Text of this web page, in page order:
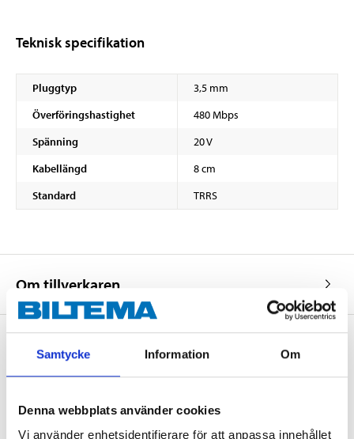
Samtycke Information Om
Denna webbplats använder cookies
Vi använder enhetsidentifierare för att anpassa innehållet
Teknisk specifikation
Pluggtyp
3,5 mm
Överföringshastighet
480 Mbps
Spänning
20 V
Kabellängd
8 cm
Standard
TRRS
Om tillverkaren
Köp & Hämta
tjänsten och våra villkor.